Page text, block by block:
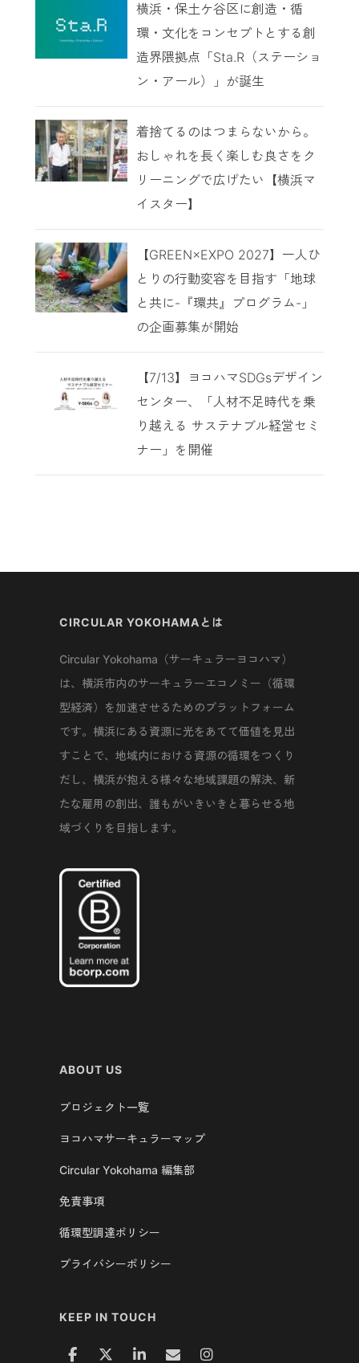
横浜・保土ケ谷区に創造・循
環・文化をコンセプトとする創
造界隈拠点「Sta.R（ステーショ
ン・アール）」が誕生
着捨てるのはつまらないから。
おしゃれを長く楽しむ良さをク
リーニングで広げたい【横浜マ
イスター】
【GREEN×EXPO 2027】一人ひ
とりの行動変容を目指す「地球
と共に-『環共』プログラム-」
の企画募集が開始
【7/13】ヨコハマSDGsデザイン
センター、「人材不足時代を乗
り越える サステナブル経営セミ
ナー」を開催
CIRCULAR YOKOHAMAとは
Circular Yokohama（サーキュラーヨコハマ）
は、横浜市内のサーキュラーエコノミー（循環
型経済）を加速させるためのプラットフォーム
です。横浜にある資源に光をあてて価値を見出
すことで、地域内における資源の循環をつくり
だし、横浜が抱える様々な地域課題の解決、新
たな雇用の創出、誰もがいきいきと暮らせる地
域づくりを目指します。
ABOUT US
プロジェクト一覧
ヨコハマサーキュラーマップ
Circular Yokohama 編集部
免責事項
循環型調達ポリシー
プライバシーポリシー
KEEP IN TOUCH